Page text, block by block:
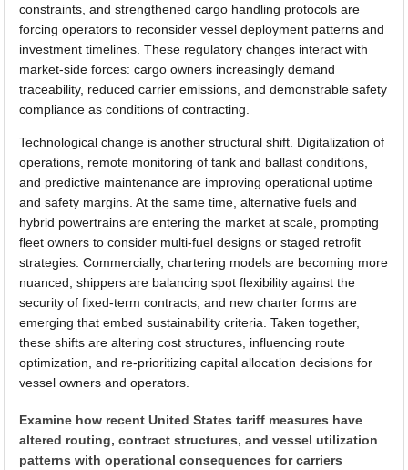
constraints, and strengthened cargo handling protocols are
forcing operators to reconsider vessel deployment patterns and
investment timelines. These regulatory changes interact with
market-side forces: cargo owners increasingly demand
traceability, reduced carrier emissions, and demonstrable safety
compliance as conditions of contracting.
Technological change is another structural shift. Digitalization of
operations, remote monitoring of tank and ballast conditions,
and predictive maintenance are improving operational uptime
and safety margins. At the same time, alternative fuels and
hybrid powertrains are entering the market at scale, prompting
fleet owners to consider multi-fuel designs or staged retrofit
strategies. Commercially, chartering models are becoming more
nuanced; shippers are balancing spot flexibility against the
security of fixed-term contracts, and new charter forms are
emerging that embed sustainability criteria. Taken together,
these shifts are altering cost structures, influencing route
optimization, and re-prioritizing capital allocation decisions for
vessel owners and operators.
Examine how recent United States tariff measures have
altered routing, contract structures, and vessel utilization
patterns with operational consequences for carriers